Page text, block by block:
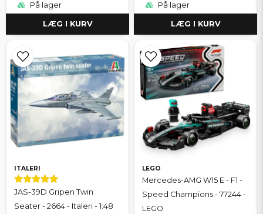
På lager
LÆG I KURV
På lager
LÆG I KURV
ITALERI
JAS-39D Gripen Twin
Seater - 2664 - Italeri - 1:48
LEGO
Mercedes-AMG W15 E - F1 -
Speed Champions - 77244 -
LEGO